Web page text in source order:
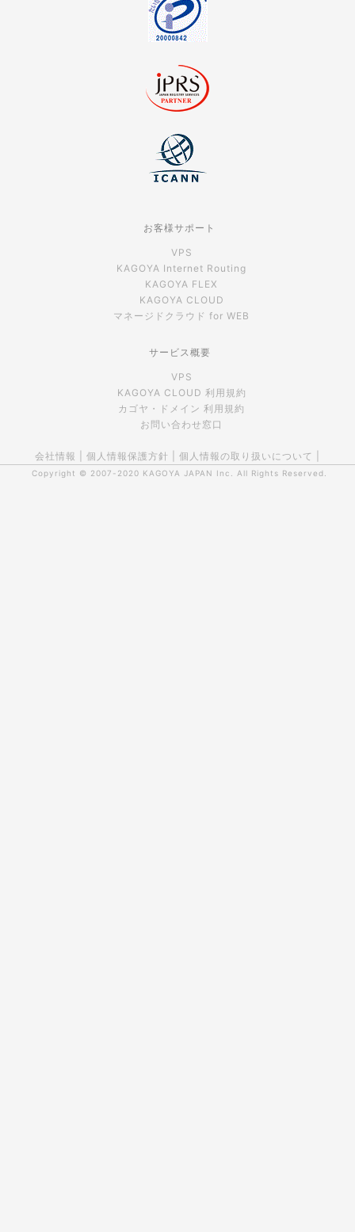
お客様サポート
VPS
KAGOYA Internet Routing
KAGOYA FLEX
KAGOYA CLOUD
マネージドクラウド for WEB
サービス概要
VPS
KAGOYA CLOUD 利用規約
カゴヤ・ドメイン 利用規約
お問い合わせ窓口
会社情報 個人情報保護方針 個人情報の取り扱いについて
Copyright © 2007-2020 KAGOYA JAPAN Inc. All Rights Reserved.